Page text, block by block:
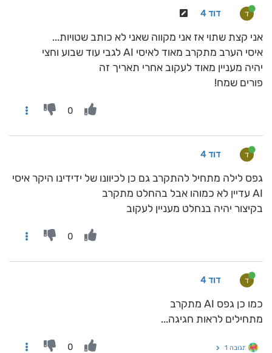
ד דוד 4
אני קצת שתוי אז אני מקווה שאני לא כותב שטויות...
איסי הערב מתקרב מאוד לאיסי AI לגבי עוד שבוע וחצי
יהיה מעניין מאוד לעקוב אחרי תאריך זה
פורים שמח!
0
ד דוד 4
גפס לילה מתחיל להתקרב גם כן לכיוונו של ידידינו היקר איסי
AI עדיין לא כמוהו אבל בהחלט מתקרב
בקיצור יהיה בנחלט מעניין לעקוב
0
ד דוד 4
כמו כן גפס AI מתקרב
מתחילים לראות חגיגה...
תגובה 1 0